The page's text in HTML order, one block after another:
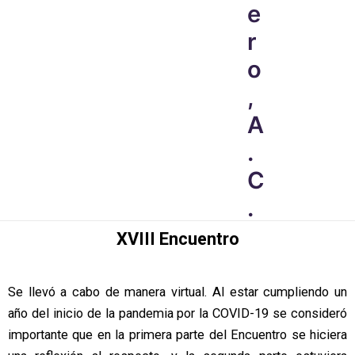
e
r
o
,
A
.
C
.
XVIII Encuentro
Se llevó a cabo de manera virtual. Al estar cumpliendo un
año del inicio de la pandemia por la COVID-19 se consideró
importante que en la primera parte del Encuentro se hiciera